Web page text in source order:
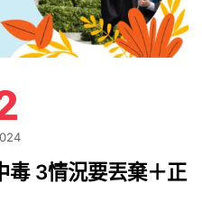
毒 3情況要丟棄＋正